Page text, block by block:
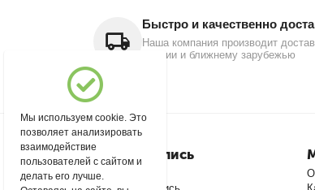
Быстро и качественно
Наша компания производит
России и ближнему зарубежью
Моя учетная запись
Войти
Мы используем cookie. Это
позволяет анализировать
взаимодействие
пользователей с сайтом и
делать его лучше.